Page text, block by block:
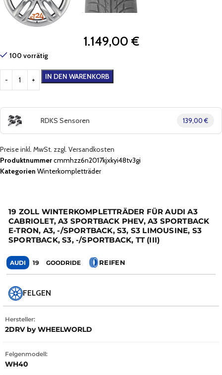
1.149,00 €
100 vorrätig
IN DEN WARENKORB
RDKS Sensoren 139,00 €
Preise inkl. MwSt. zzgl. Versandkosten
Produktnummercmmhzz6n2017kjxkyi48tv3gi
Kategorien Winterkompletträder
19 ZOLL WINTERKOMPLETTRÄDER FÜR AUDI A3
CABRIOLET, A3 SPORTBACK PHEV, A3 SPORTBACK
E-TRON, A3, -/SPORTBACK, S3, S3 LIMOUSINE, S3
SPORTBACK, S3, -/SPORTBACK, TT (III)
AUDI 19 GOODRIDE REIFEN
FELGEN
Hersteller:
2DRV by WHEELWORLD
Felgenmodell:
WH40